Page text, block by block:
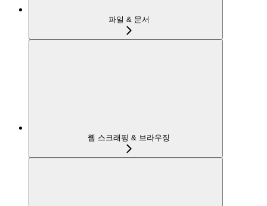
파일 & 문서
웹 스크래핑 & 브라우징